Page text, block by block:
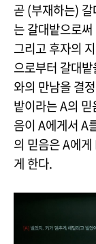
곧 (부재하는)
는 갈대밭으로
그리고 후자의
으로부터 갈대
와의 만남을 결
밭이라는 A의
음이 A에게서 A
의 믿음은 A에
게 한다.